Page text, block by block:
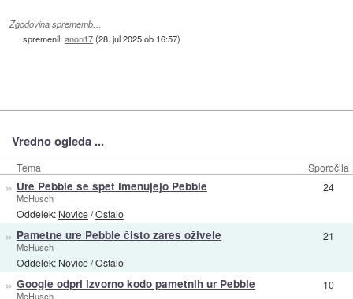
Zgodovina sprememb…
spremenil:anon17(28. jul 2025 ob 16:57)
Vredno ogleda ...
Tema Sporočila
» Ure Pebble se spet imenujejo Pebble
McHusch
Oddelek: Novice/Ostalo
24
» Pametne ure Pebble čisto zares oživele
McHusch
Oddelek: Novice/Ostalo
21
» Google odprl izvorno kodo pametnih ur Pebble
McHusch
10